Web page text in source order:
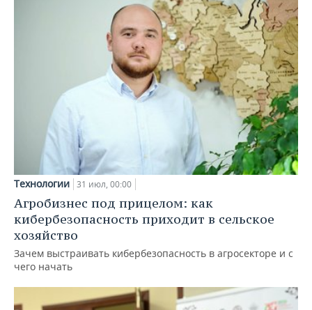
Технологии 31 июл, 00:00
Агробизнес под прицелом: как
кибербезопасность приходит в сельское
хозяйство
Зачем выстраивать кибербезопасность в агросекторе и с
чего начать